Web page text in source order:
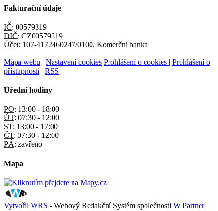
Fakturační údaje
IČ: 00579319
DIČ: CZ00579319
Účet: 107-4172460247/0100, Komerční banka
Mapa webu | Nastavení cookies Prohlášení o cookies | Prohlášení o
přístupnosti | RSS
Úřední hodiny
PO: 13:00 - 18:00
ÚT: 07:30 - 12:00
ST: 13:00 - 17:00
ČT: 07:30 - 12:00
PÁ: zavřeno
Mapa
Vytvořil WRS - Webový Redakční Systém společnosti W Partner